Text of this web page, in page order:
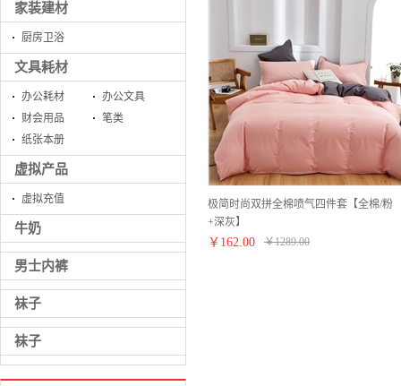
家装建材
厨房卫浴
文具耗材
办公耗材
办公文具
财会用品
笔类
纸张本册
虚拟产品
虚拟充值
牛奶
男士内裤
袜子
袜子
极简时尚双拼全棉喷气四件套【全棉/粉
+深灰】
￥ 162.00 ￥1289.00